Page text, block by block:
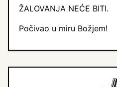
ŽALOVANJA NEĆE BITI.
Počivao u miru Božjem!